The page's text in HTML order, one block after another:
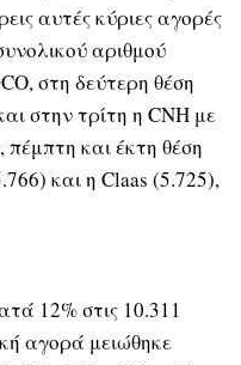
αυτές κύριες αγορές
αριθμού
στη δεύτερη θέση
στην τρίτη η CNH με
και έκτη θέση
και η Claas (5.725),
12% στις 10.311
αγορά μειώθηκε